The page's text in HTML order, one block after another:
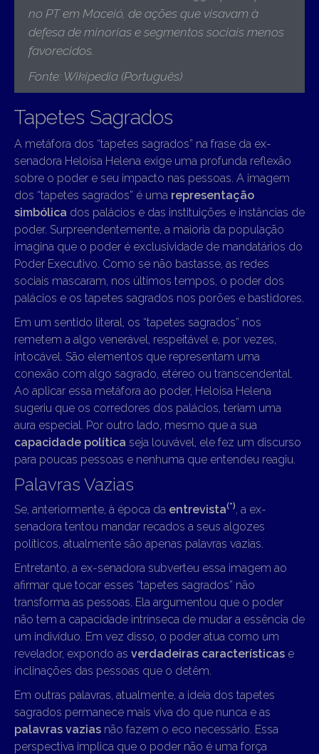
no PT em Maceió, de ações que visavam à
defesa de minorias e segmentos sociais menos
favorecidos.
Fonte: Wikipedia (Português)
Tapetes Sagrados
A metáfora dos “tapetes sagrados” na frase da ex-
senadora Heloísa Helena exige uma profunda reflexão
sobre o poder e seu impacto nas pessoas. A imagem
dos “tapetes sagrados” é uma representação
simbólica dos palácios e das instituições e instâncias de
poder. Surpreendentemente, a maioria da população
imagina que o poder é exclusividade de mandatários do
Poder Executivo. Como se não bastasse, as redes
sociais mascaram, nos últimos tempos, o poder dos
palácios e os tapetes sagrados nos porões e bastidores.
Em um sentido literal, os “tapetes sagrados” nos
remetem a algo venerável, respeitável e, por vezes,
intocável. São elementos que representam uma
conexão com algo sagrado, etéreo ou transcendental.
Ao aplicar essa metáfora ao poder, Heloisa Helena
sugeriu que os corredores dos palácios, teriam uma
aura especial. Por outro lado, mesmo que a sua
capacidade política seja louvável, ele fez um discurso
para poucas pessoas e nenhuma que entendeu reagiu.
Palavras Vazias
Se, anteriormente, à época da entrevista(*) , a ex-
senadora tentou mandar recados a seus algozes
políticos, atualmente são apenas palavras vazias.
Entretanto, a ex-senadora subverteu essa imagem ao
afirmar que tocar esses “tapetes sagrados” não
transforma as pessoas. Ela argumentou que o poder
não tem a capacidade intrínseca de mudar a essência de
um indivíduo. Em vez disso, o poder atua como um
revelador, expondo as verdadeiras características e
inclinações das pessoas que o detêm.
Em outras palavras, atualmente, a ideia dos tapetes
sagrados permanece mais viva do que nunca e as
palavras vazias não fazem o eco necessário. Essa
perspectiva implica que o poder não é uma força